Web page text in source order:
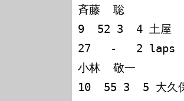
斉藤  聡
9  52 3  4 土屋
27   -   2 laps
小林  敬一
10  55 3  5 大久